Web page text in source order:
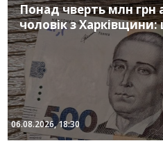
Понад чверть млн грн
чоловік з
06.08.2026, 18:30